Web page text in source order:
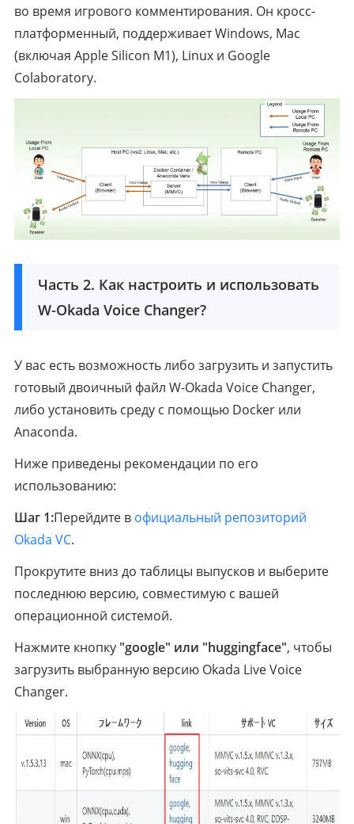
во время игрового комментирования. Он кросс-
платформенный, поддерживает Windows, Mac
(включая Apple Silicon M1), Linux и Google
Colaboratory.
Часть 2. Как настроить и использовать
W-Okada Voice Changer?
У вас есть возможность либо загрузить и запустить
готовый двоичный файл W-Okada Voice Changer,
либо установить среду с помощью Docker или
Anaconda.
Ниже приведены рекомендации по его
использованию:
Шаг 1:Перейдите в официальный репозиторий
Okada VC.
Прокрутите вниз до таблицы выпусков и выберите
последнюю версию, совместимую с вашей
операционной системой.
Нажмите кнопку "google" или "huggingface", чтобы
загрузить выбранную версию Okada Live Voice
Changer.